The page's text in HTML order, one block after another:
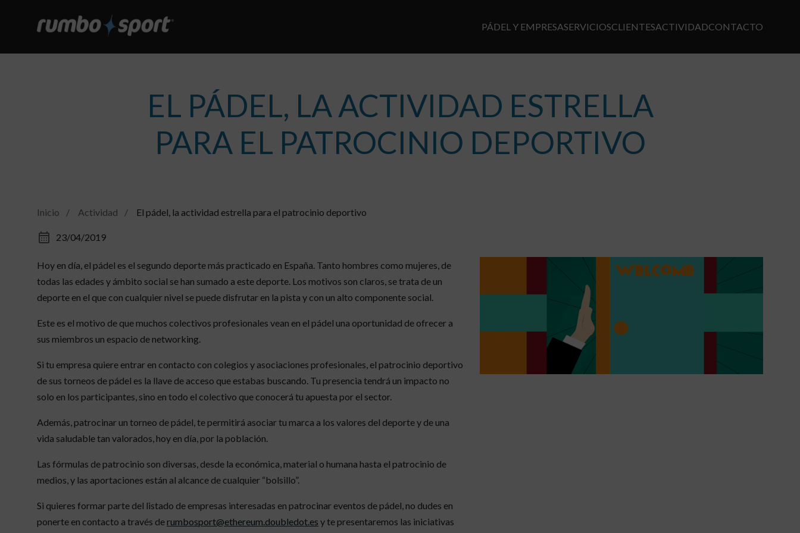
contenido
NAVEGACIÓN
PÁDEL Y EMPRESASERVICIOSCLIENTESACTIVIDADCONTACTO
EL PÁDEL, LA ACTIVIDAD ESTRELLA
PARA EL PATROCINIO DEPORTIVO
Inicio Actividad El pádel, la actividad estrella para el patrocinio deportivo
23/04/2019
Hoy en día, el pádel es el segundo deporte más practicado en España. Tanto hombres como mujeres, de
todas las edades y ámbito social se han sumado a este deporte. Los motivos son claros, se trata de un
deporte en el que con cualquier nivel se puede disfrutar en la pista y con un alto componente social.
Este es el motivo de que muchos colectivos profesionales vean en el pádel una oportunidad de ofrecer a
sus miembros un espacio de networking.
Si tu empresa quiere entrar en contacto con colegios y asociaciones profesionales, el patrocinio deportivo
de sus torneos de pádel es la llave de acceso que estabas buscando. Tu presencia tendrá un impacto no
solo en los participantes, sino en todo el colectivo que conocerá tu apuesta por el sector.
Además, patrocinar un torneo de pádel, te permitirá asociar tu marca a los valores del deporte y de una
vida saludable tan valorados, hoy en día, por la población.
Las fórmulas de patrocinio son diversas, desde la económica, material o humana hasta el patrocinio de
medios, y las aportaciones están al alcance de cualquier “bolsillo”.
Si quieres formar parte del listado de empresas interesadas en patrocinar eventos de pádel, no dudes en
ponerte en contacto a través derumbosport@ethereum.doubledot.es y te presentaremos las iniciativas